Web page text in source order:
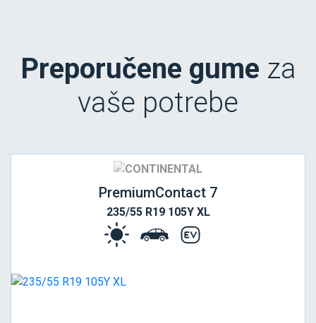
Preporučene gume za
vaše potrebe
PremiumContact 7
235/55 R19 105Y XL